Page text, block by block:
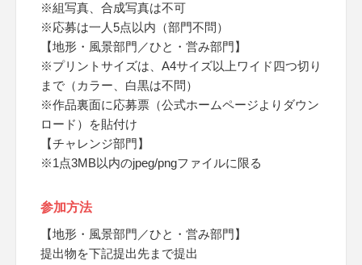
※組写真、合成写真は不可
※応募は一人5点以内（部門不問）
【地形・風景部門／ひと・営み部門】
※プリントサイズは、A4サイズ以上ワイド四つ切り
まで（カラー、白黒は不問）
※作品裏面に応募票（公式ホームページよりダウン
ロード）を貼付け
【チャレンジ部門】
※1点3MB以内のjpeg/pngファイルに限る
参加方法
【地形・風景部門／ひと・営み部門】
提出物を下記提出先まで提出